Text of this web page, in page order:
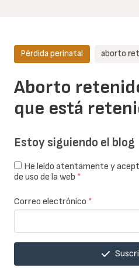
Aborto
que está
Pérdida perinatal aborto
Estoy siguiendo el blog
He leído atentamente y
de uso de la web *
Correo electrónico *